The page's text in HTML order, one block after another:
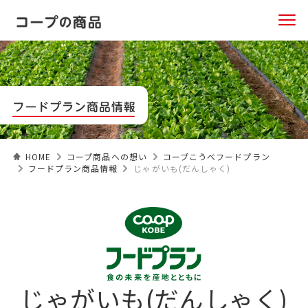
HOME コープ商品への想い
コープこうべフードプラン
フードプラン商品情報
じゃがいも(だんしゃく)
じゃがいも(だんしゃく)